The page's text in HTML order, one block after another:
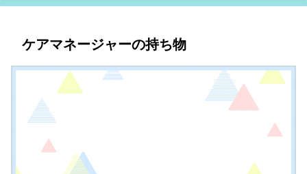
ケアマネージャーの持ち物